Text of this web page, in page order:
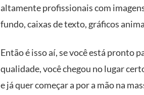
altamente profissionais com
fundo, caixas de texto, gráficos
Então é isso aí, se você está pronto
qualidade, você chegou no lugar
e já quer começar a por a mão na